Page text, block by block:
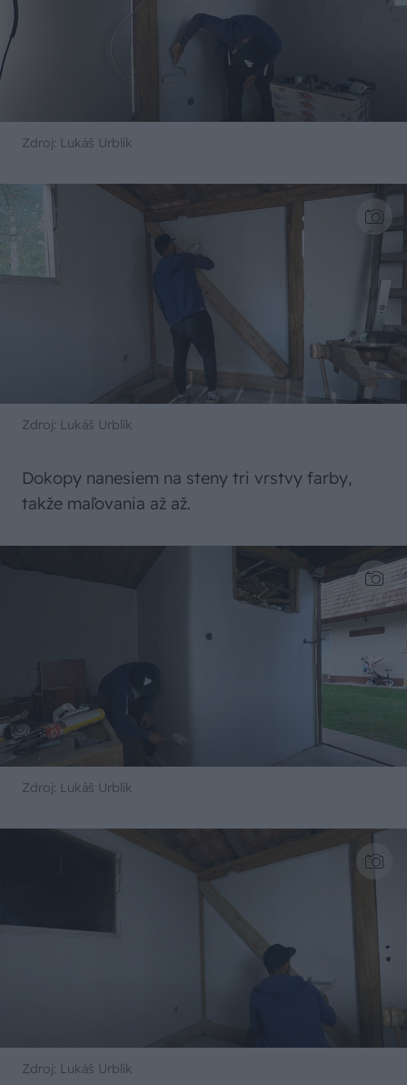
Zdroj: Lukáš Urblík
Zdroj: Lukáš Urblík
Dokopy nanesiem na steny tri vrstvy farby,
takže maľovania až až.
Zdroj: Lukáš Urblík
Zdroj: Lukáš Urblík